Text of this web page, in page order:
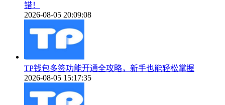
错！
2026-08-05 20:09:08
TP钱包多签功能开通全攻略，新手也能轻松掌握
2026-08-05 15:17:35